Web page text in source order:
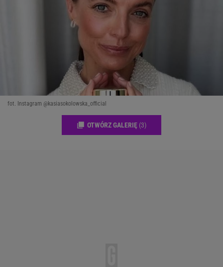
fot. Instagram @kasiasokolowska_official
OTWÓRZ GALERIĘ (3)